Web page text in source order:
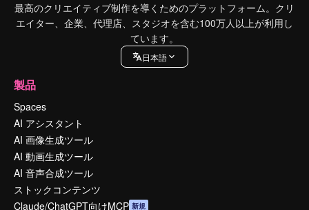
最高のクリエイティブ制作を導くためのプラットフォーム。クリ
エイター、企業、代理店、スタジオを含む100万人以上が利用し
ています。
日本語
製品
Spaces
AI アシスタント
AI 画像生成ツール
AI 動画生成ツール
AI 音声合成ツール
ストックコンテンツ
Claude/ChatGPT向けMCP 新規